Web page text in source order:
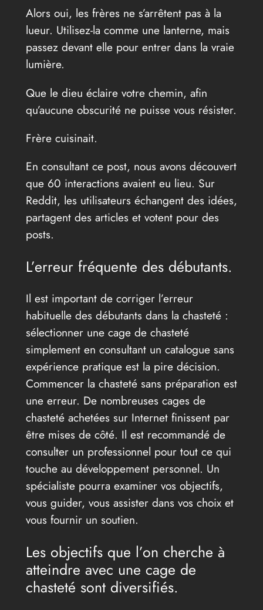
Alors oui, les frères ne s’arrêtent pas à la
lueur. Utilisez-la comme une lanterne, mais
passez devant elle pour entrer dans la vraie
lumière.
Que le dieu éclaire votre chemin, afin
qu’aucune obscurité ne puisse vous résister.
Frère cuisinait.
En consultant ce post, nous avons découvert
que 60 interactions avaient eu lieu. Sur
Reddit, les utilisateurs échangent des idées,
partagent des articles et votent pour des
posts.
L’erreur fréquente des débutants.
Il est important de corriger l’erreur
habituelle des débutants dans la chasteté :
sélectionner une cage de chasteté
simplement en consultant un catalogue sans
expérience pratique est la pire décision.
Commencer la chasteté sans préparation est
une erreur. De nombreuses cages de
chasteté achetées sur Internet finissent par
être mises de côté. Il est recommandé de
consulter un professionnel pour tout ce qui
touche au développement personnel. Un
spécialiste pourra examiner vos objectifs,
vous guider, vous assister dans vos choix et
vous fournir un soutien.
Les objectifs que l’on cherche à
atteindre avec une cage de
chasteté sont diversifiés.